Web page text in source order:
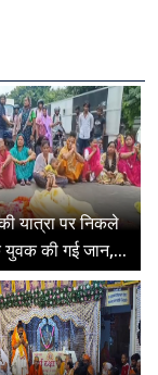
यात्रा पर निकले
की गई जान,...